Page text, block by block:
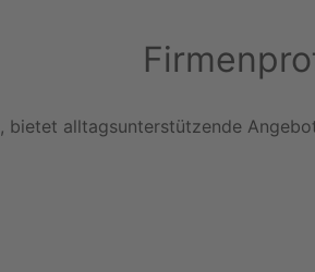
bietet alltagsunterstützende